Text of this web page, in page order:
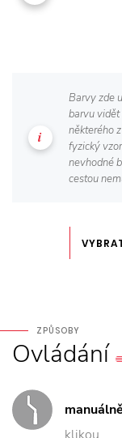
Barvy zde
barvu
některého
fyzický
nevhodné
cestou
ZPŮSOBY
Ovládání
manuálně